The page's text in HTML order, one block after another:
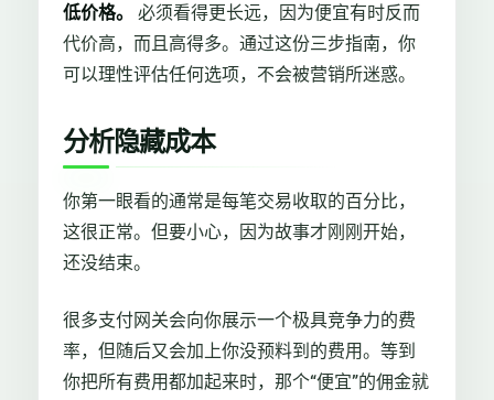
低价格。 必须看得更长远，因为便宜有时反而
代价高，而且高得多。通过这份三步指南，你
可以理性评估任何选项，不会被营销所迷惑。
分析隐藏成本
你第一眼看的通常是每笔交易收取的百分比，
这很正常。但要小心，因为故事才刚刚开始，
还没结束。
很多支付网关会向你展示一个极具竞争力的费
率，但随后又会加上你没预料到的费用。等到
你把所有费用都加起来时，那个“便宜”的佣金就